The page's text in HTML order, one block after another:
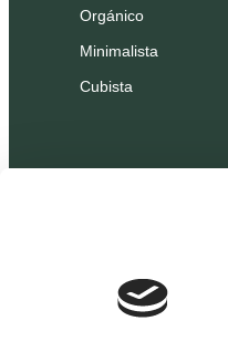
Orgánico
Minimalista
Cubista